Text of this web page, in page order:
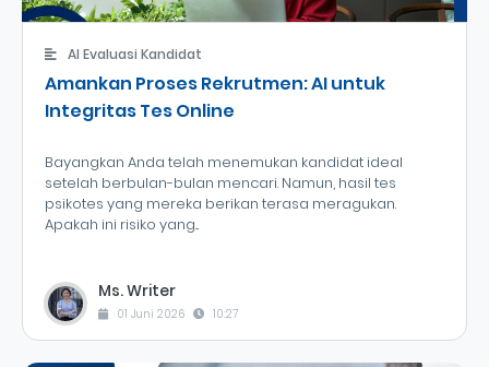
AI Evaluasi Kandidat
Amankan Proses Rekrutmen: AI untuk
Integritas Tes Online
Bayangkan Anda telah menemukan kandidat ideal
setelah berbulan-bulan mencari. Namun, hasil tes
psikotes yang mereka berikan terasa meragukan.
Apakah ini risiko yang...
Ms. Writer
01 Juni 2026 10:27